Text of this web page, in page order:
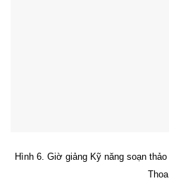
Hình 6. Giờ giảng Kỹ năng soạn
Thoa